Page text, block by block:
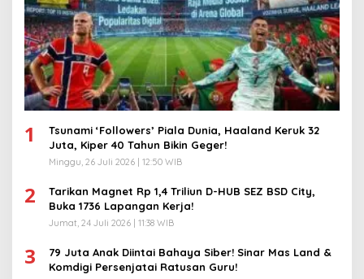
1
Tsunami ‘Followers’ Piala Dunia, Haaland Keruk 32
Juta, Kiper 40 Tahun Bikin Geger!
Minggu, 26 Juli 2026 | 12:50 WIB
2
Tarikan Magnet Rp 1,4 Triliun D-HUB SEZ BSD City,
Buka 1736 Lapangan Kerja!
Jumat, 24 Juli 2026 | 11:38 WIB
3
79 Juta Anak Diintai Bahaya Siber! Sinar Mas Land &
Komdigi Persenjatai Ratusan Guru!